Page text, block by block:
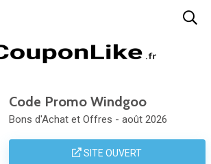
Code Promo Windgoo
Bons d'Achat et Offres - août 2026
SITE OUVERT